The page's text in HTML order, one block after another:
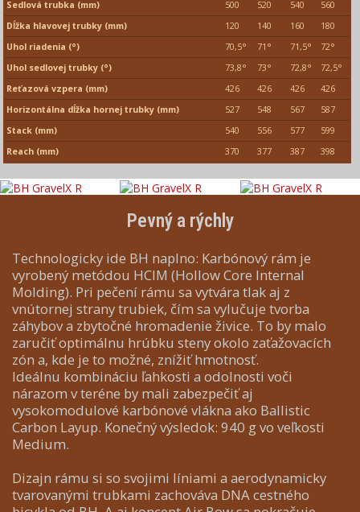
Sedlová trubka (mm) 500 520 540
560
Dĺžka hlavovej trubky (mm)
120 140 160
180
Uhol riadenia (°)
70,5° 71° 71,5°
72°
Uhol sedlovej trubky (°)
73,8° 73° 72,8°
72,5°
Reťazová vzpera (mm)
426 426 426
426
Horizontálna dĺžka hornej trubky (mm)
527 548 567
587
Stack (mm)
540 556 577
599
Reach (mm)
370 377 387 398
Pevný a rýchly
Technologicky ide BH naplno: Karbónový rám je
vyrobený metódou HCIM (Hollow Core Internal
Molding). Pri pečení rámu sa vytvára tlak aj z
vnútornej strany trubiek, čím sa vylučuje tvorba
záhybov a zbytočné hromadenie živice. To by malo
zaručiť optimálnu hrúbku steny okolo zaťažovacích
zón a, kde je to možné, znížiť hmotnosť.
Ideálnu kombináciu ľahkosti a odolnosti voči
nárazom v teréne by mali zabezpečiť aj
vysokomodulové karbónové vlákna ako Ballistic
Carbon Layup. Konečný výsledok: 940 g vo veľkosti
Medium.
Dizajn rámu si so svojimi líniami a aerodynamicky
tvarovanými trubkami zachováva DNA cestného